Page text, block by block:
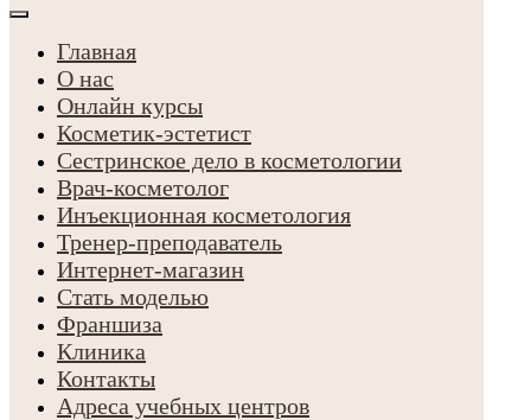
Главная
О нас
Онлайн курсы
Косметик-эстетист
Сестринское дело в косметологии
Врач-косметолог
Инъекционная косметология
Тренер-преподаватель
Интернет-магазин
Стать моделью
Франшиза
Клиника
Контакты
Адреса учебных центров